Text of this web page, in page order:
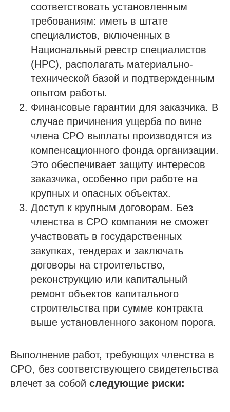
соответствовать установленным
требованиям: иметь в штате
специалистов, включенных в
Национальный реестр специалистов
(НРС), располагать материально-
технической базой и подтвержденным
опытом работы.
Финансовые гарантии для заказчика. В
случае причинения ущерба по вине
члена СРО выплаты производятся из
компенсационного фонда организации.
Это обеспечивает защиту интересов
заказчика, особенно при работе на
крупных и опасных объектах.
Доступ к крупным договорам. Без
членства в СРО компания не сможет
участвовать в государственных
закупках, тендерах и заключать
договоры на строительство,
реконструкцию или капитальный
ремонт объектов капитального
строительства при сумме контракта
выше установленного законом порога.
Выполнение работ, требующих членства в
СРО, без соответствующего свидетельства
влечет за собой следующие риски: